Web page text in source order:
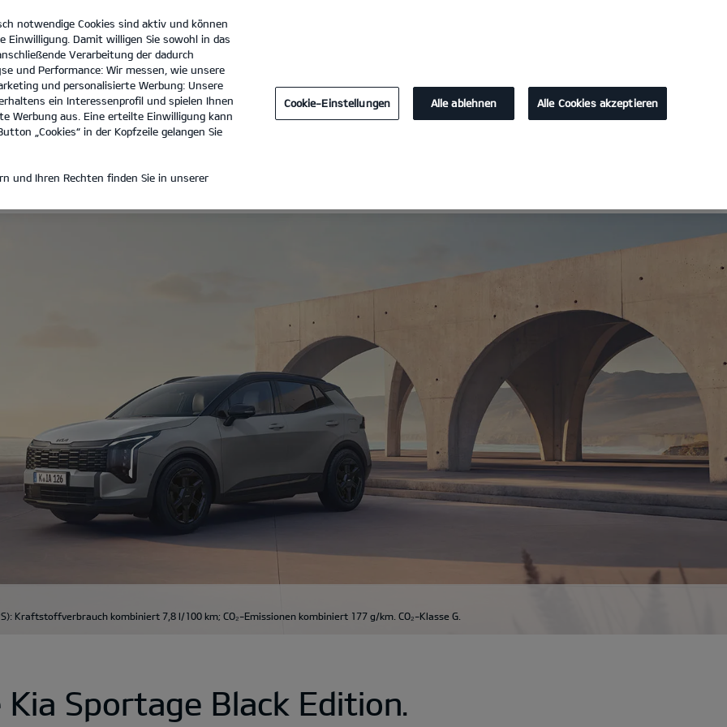
Autocenter Dresen GmbH Tel. :
BLACK EDITION
Kraftstoffverbrauch kombiniert 7,8 l/100 km; CO₂-Emissionen kombiniert 177 g/km. CO₂-Klasse G.
Kia Sportage Black Edition.
notwendige Cookies sind aktiv und können
Damit willigen Sie sowohl in das
Verarbeitung der dadurch
und Performance: Wir messen, wie unsere
und personalisierte Werbung: Unsere
ein Interessenprofil und spielen Ihnen
Werbung aus. Eine erteilte Einwilligung kann
„Cookies“ in der Kopfzeile gelangen Sie
und Ihren Rechten finden Sie in unserer
Cookie-Einstellungen Alle ablehnen Alle Cookies akzeptieren